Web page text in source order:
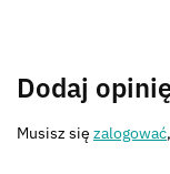
Dodaj
Musisz się zalogować